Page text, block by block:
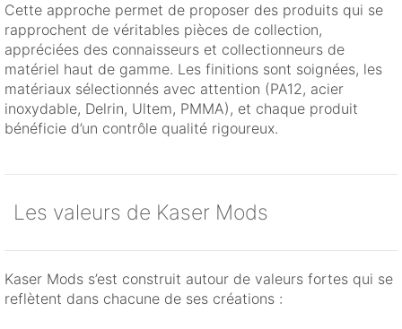
Cette approche permet de proposer des produits qui se
rapprochent de véritables pièces de collection,
appréciées des connaisseurs et collectionneurs de
matériel haut de gamme. Les finitions sont soignées, les
matériaux sélectionnés avec attention (PA12, acier
inoxydable, Delrin, Ultem, PMMA), et chaque produit
bénéficie d’un contrôle qualité rigoureux.
Les valeurs de Kaser Mods
Kaser Mods s’est construit autour de valeurs fortes qui se
reflètent dans chacune de ses créations :